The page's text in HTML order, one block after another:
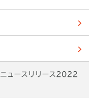
ニュースリリース2022